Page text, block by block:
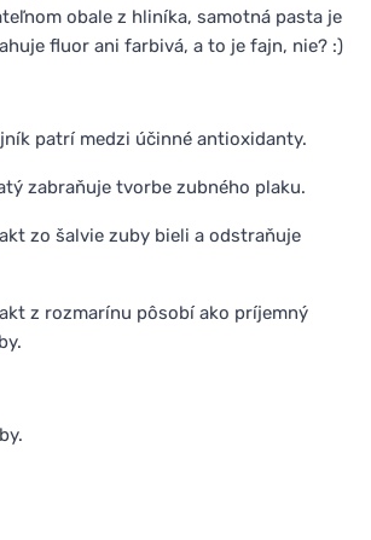
obale z hliníka, samotná pasta je
fluor ani farbivá, a to je fajn, nie? :)
patrí medzi účinné antioxidanty.
zabraňuje tvorbe zubného plaku.
zo šalvie zuby bieli a odstraňuje
z rozmarínu pôsobí ako príjemný